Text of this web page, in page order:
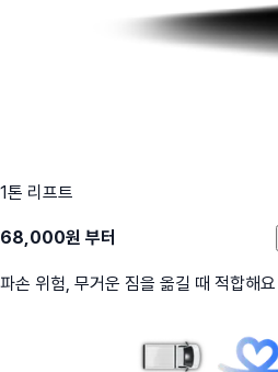
1톤 리프트
68,000원 부터
파손 위험, 무거운 짐을 옮길 때 적합해요